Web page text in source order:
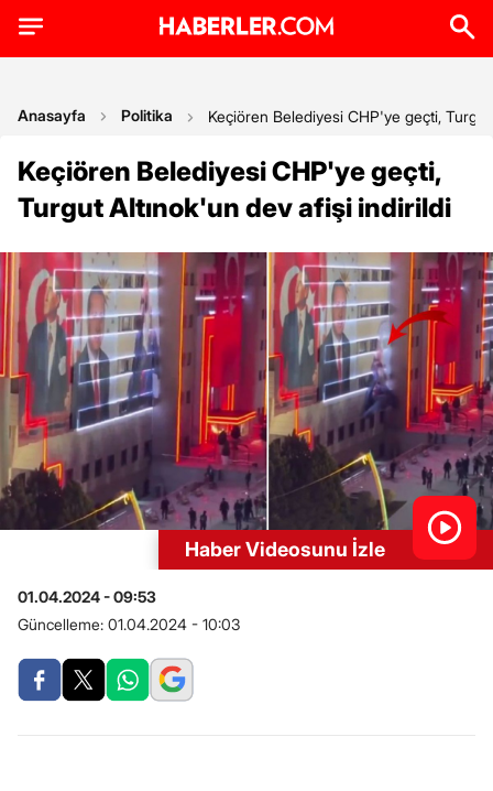
Anasayfa Politika Keçiören Belediyesi CHP'ye geçti,
Keçiören Belediyesi CHP'ye geçti,
Turgut Altınok'un dev afişi indirildi
Haber Videosunu İzle
01.04.2024 - 09:53
Güncelleme: 01.04.2024 - 10:03